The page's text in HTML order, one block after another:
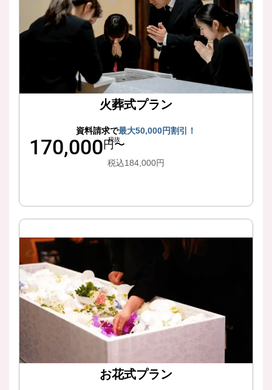
火葬式プラン
資料請求で最大50,000円割引！
170,000 税抜
円〜
税込184,000円
お花式プラン